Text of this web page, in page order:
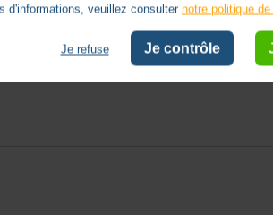
d'informations, veuillez consulternotre politique
Je refuse Je contrôle